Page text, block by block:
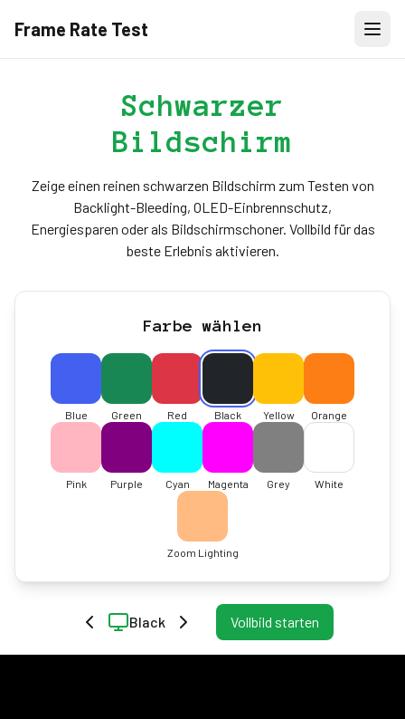
Frame Rate Test
Schwarzer
Bildschirm
Zeige einen reinen schwarzen Bildschirm zum Testen von
Backlight-Bleeding, OLED-Einbrennschutz,
Energiesparen oder als Bildschirmschoner. Vollbild für das
beste Erlebnis aktivieren.
Farbe wählen
Blue Green Red Black Yellow Orange
Pink Purple Cyan Magenta Grey White
Zoom Lighting
Black Vollbild starten